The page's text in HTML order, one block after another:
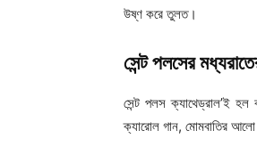
উষ্ণ করে তুলত।
সেন্ট পলসের
সেন্ট পলস ক্যাথেড্রাল’ই হল
ক্যারোল গান, মোমবাতির আলো